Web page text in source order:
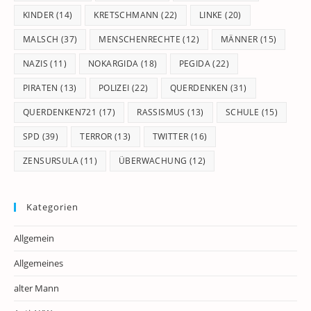
KINDER (14) KRETSCHMANN (22) LINKE (20)
MALSCH (37) MENSCHENRECHTE (12) MÄNNER (15)
NAZIS (11) NOKARGIDA (18) PEGIDA(22)
PIRATEN (13) POLIZEI (22) QUERDENKEN (31)
QUERDENKEN721 (17) RASSISMUS (13) SCHULE (15)
SPD (39) TERROR (13) TWITTER (16)
ZENSURSULA(11) ÜBERWACHUNG (12)
Kategorien
Allgemein
Allgemeines
alter Mann